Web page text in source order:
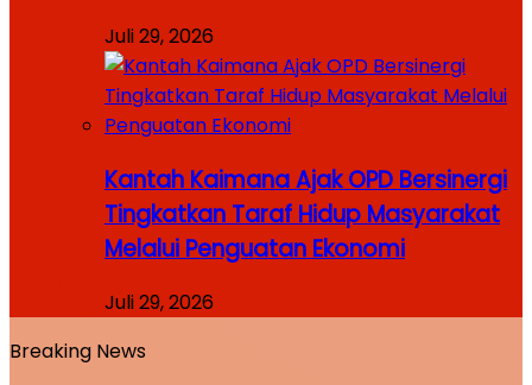
Juli 29, 2026
Kantah Kaimana Ajak OPD Bersinergi
Tingkatkan Taraf Hidup Masyarakat
Melalui Penguatan Ekonomi
Juli 29, 2026
Breaking News